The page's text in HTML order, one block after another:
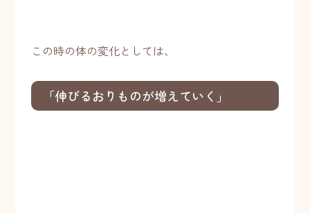
この時の体の変化としては、
「伸びるおりものが増えていく」